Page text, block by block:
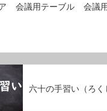
会議用テーブル 会議
六十の手習い（ろく